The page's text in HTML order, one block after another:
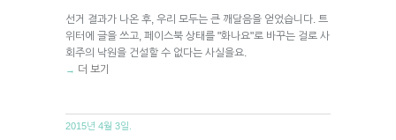
선거 결과가 나온 후, 우리 모두는 큰 깨달음을 얻었습니다. 트
위터에 글을 쓰고, 페이스북 상태를 "화나요"로 바꾸는 걸로 사
회주의 낙원을 건설할 수 없다는 사실을요.
→ 더 보기
2015년 4월 3일.